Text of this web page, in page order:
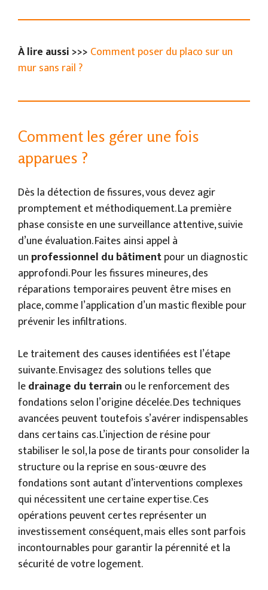
À lire aussi >>> Comment poser du placo sur un
mur sans rail ?
Comment les gérer une fois
apparues ?
Dès la détection de fissures, vous devez agir
promptement et méthodiquement. La première
phase consiste en une surveillance attentive, suivie
d’une évaluation. Faites ainsi appel à
un professionnel du bâtimentpour un diagnostic
approfondi. Pour les fissures mineures, des
réparations temporaires peuvent être mises en
place, comme l’application d’un mastic flexible pour
prévenir les infiltrations.
Le traitement des causes identifiées est l’étape
suivante. Envisagez des solutions telles que
ledrainage du terrain ou le renforcement des
fondations selon l’origine décelée. Des techniques
avancées peuvent toutefois s’avérer indispensables
dans certains cas. L’injection de résine pour
stabiliser le sol, la pose de tirants pour consolider la
structure ou la reprise en sous-œuvre des
fondations sont autant d’interventions complexes
qui nécessitent une certaine expertise. Ces
opérations peuvent certes représenter un
investissement conséquent, mais elles sont parfois
incontournables pour garantir la pérennité et la
sécurité de votre logement.